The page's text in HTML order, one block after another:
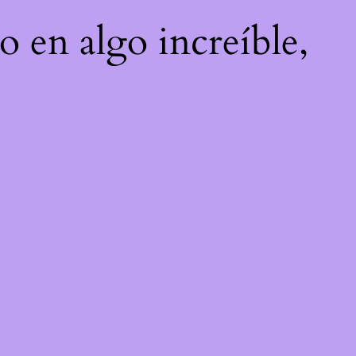
en algo increíble,